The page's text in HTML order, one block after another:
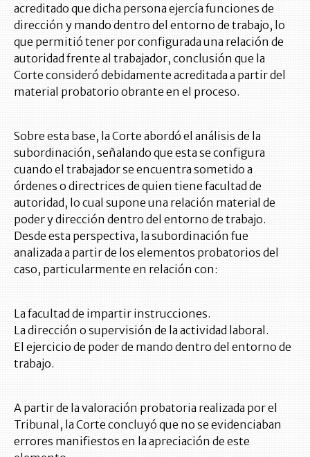
acreditado que dicha persona ejercía funciones de
dirección y mando dentro del entorno de trabajo, lo
que permitió tener por configurada una relación de
autoridad frente al trabajador, conclusión que la
Corte consideró debidamente acreditada a partir del
material probatorio obrante en el proceso.
Sobre esta base, la Corte abordó el análisis de la
subordinación, señalando que esta se configura
cuando el trabajador se encuentra sometido a
órdenes o directrices de quien tiene facultad de
autoridad, lo cual supone una relación material de
poder y dirección dentro del entorno de trabajo.
Desde esta perspectiva, la subordinación fue
analizada a partir de los elementos probatorios del
caso, particularmente en relación con:
La facultad de impartir instrucciones.
La dirección o supervisión de la actividad laboral.
El ejercicio de poder de mando dentro del entorno de
trabajo.
A partir de la valoración probatoria realizada por el
Tribunal, la Corte concluyó que no se evidenciaban
errores manifiestos en la apreciación de este